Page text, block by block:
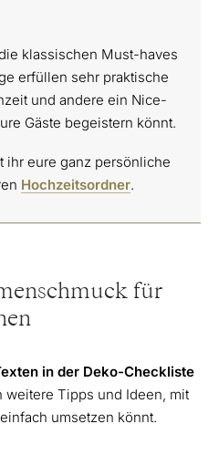
klassischen Must-haves
erfüllen sehr praktische
und andere ein Nice-
Gäste begeistern könnt.
ihr eure ganz persönliche
Hochzeitsordner.
für
in der Deko-Checkliste
weitere Tipps und Ideen, mit
umsetzen könnt.